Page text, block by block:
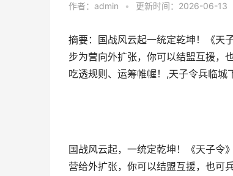
作者： admin • 更新时间：2026-06-13
摘要：国战风云起一统定乾坤！《天
步为营向外扩张，你可以结盟互援，
吃透规则、运筹帷幄！,天子令兵临城
国战风云起，一统定乾坤！《天子
营给外扩张，你可以结盟互援，也可